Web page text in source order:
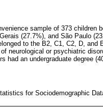
sample of 373 children
(27.7%), and São Paulo
to the B2, C1, C2, D,
neurological or psychiatric
had an undergraduate degree
for Sociodemographic